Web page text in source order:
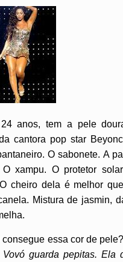
anos, tem a pele
cantora pop star
O sabonete. A
O xampu. O protetor
cheiro dela é melhor
Mistura de jasmin,
consegue essa cor de
Vovó guarda pepitas. Ela